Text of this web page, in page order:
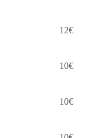
12€
10€
10€